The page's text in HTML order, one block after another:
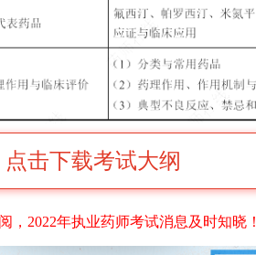
点击下载考试大纲
，2022年执业药师考试消息及时知晓！